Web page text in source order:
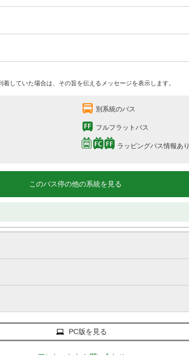
していた場合は、その旨を伝えるメッセージを表示します。
別系統のバス
フルフラットバス
ラッピングバス情報あり
このバス停の他の系統を見る
PC版を見る